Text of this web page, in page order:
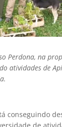
Perdona, na
atividades de
conseguindo